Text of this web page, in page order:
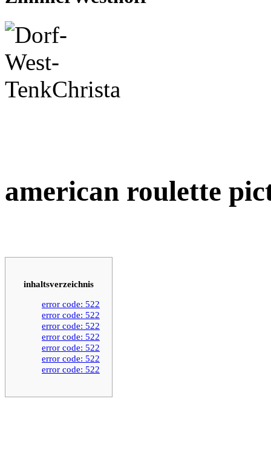
american roulette
inhaltsverzeichnis
error code: 522
error code: 522
error code: 522
error code: 522
error code: 522
error code: 522
error code: 522